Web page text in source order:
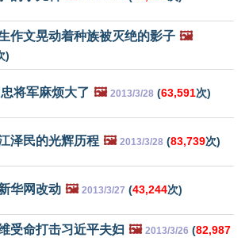
作文晃动着种族被灭绝的影子 🖼️
)
将军麻烦大了 🖼️ 2013/3/28 (63,591次)
泽民的光辉历程 🖼️ 2013/3/28 (83,739次)
华网改动 🖼️ 2013/3/27 (43,244次)
受命打击习近平夫妇 🖼️ 2013/3/26 (82,987